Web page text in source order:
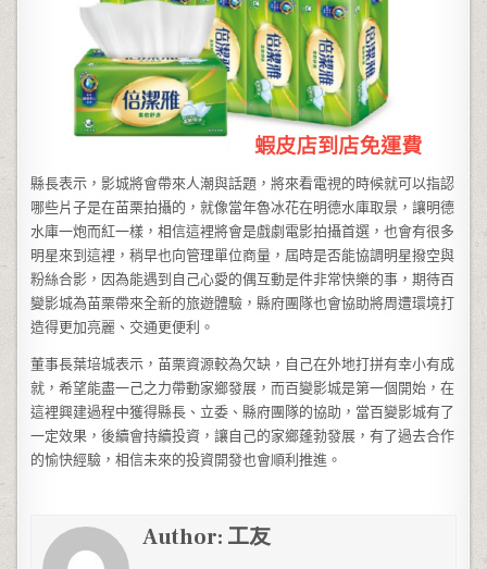
縣長表示，影城將會帶來人潮與話題，將來看電視的時候就可以指認
哪些片子是在苗栗拍攝的，就像當年魯冰花在明德水庫取景，讓明德
水庫一炮而紅一樣，相信這裡將會是戲劇電影拍攝首選，也會有很多
明星來到這裡，稍早也向管理單位商量，屆時是否能協調明星撥空與
粉絲合影，因為能遇到自己心愛的偶互動是件非常快樂的事，期待百
變影城為苗栗帶來全新的旅遊體驗，縣府團隊也會協助將周遭環境打
造得更加亮麗、交通更便利。
董事長葉培城表示，苗栗資源較為欠缺，自己在外地打拼有幸小有成
就，希望能盡一己之力帶動家鄉發展，而百變影城是第一個開始，在
這裡興建過程中獲得縣長、立委、縣府團隊的協助，當百變影城有了
一定效果，後續會持續投資，讓自己的家鄉蓬勃發展，有了過去合作
的愉快經驗，相信未來的投資開發也會順利推進。
Author: 工友